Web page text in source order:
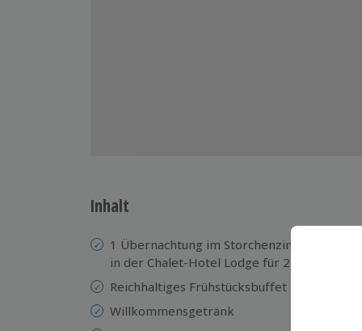
Inhalt
1 Übernachtung im Storchenzimmer
in der Chalet-Hotel Lodge für 2
Reichhaltiges Frühstücksbuffet
Willkommensgetränk